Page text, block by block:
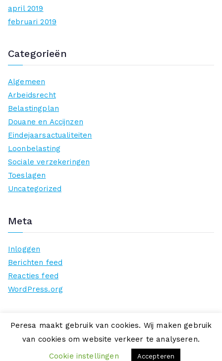
april 2019
februari 2019
Categorieën
Algemeen
Arbeidsrecht
Belastingplan
Douane en Accijnzen
Eindejaarsactualiteiten
Loonbelasting
Sociale verzekeringen
Toeslagen
Uncategorized
Meta
Inloggen
Berichten feed
Reacties feed
WordPress.org
Copyright © 2026 Peresa. Aangedreven doorZakraen
WordPress
Peresa maakt gebruik van cookies. Wij maken gebruik
van cookies om website verkeer te analyseren.
Cookie instellingen
Accepteren